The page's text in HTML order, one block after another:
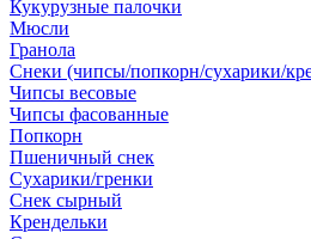
Кукурузные палочки
Мюсли
Гранола
Снеки (чипсы/попкорн/сухарики/
Чипсы весовые
Чипсы фасованные
Попкорн
Пшеничный снек
Сухарики/гренки
Снек сырный
Крендельки